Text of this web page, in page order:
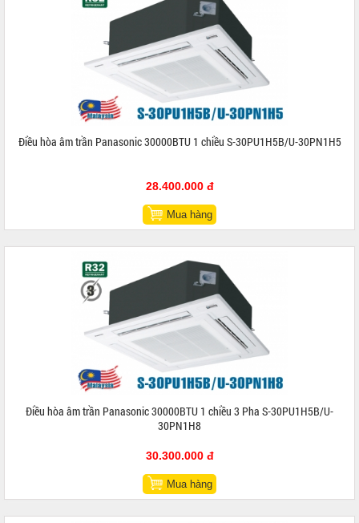
Điều hòa âm trần Panasonic 30000BTU 1 chiều S-30PU1H5B/U-30PN1H5
28.400.000 đ
Mua hàng
Điều hòa âm trần Panasonic 30000BTU 1 chiều 3 Pha S-30PU1H5B/U-
30PN1H8
30.300.000 đ
Mua hàng